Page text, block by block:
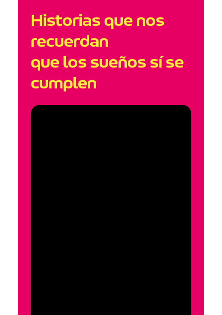
Historias que nos
recuerdan
que los sueños sí se
cumplen